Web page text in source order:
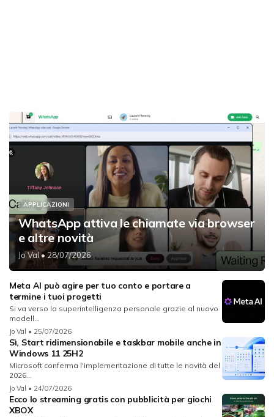
APPLICAZIONI
WhatsApp attiva le chiamate via browser
e altre novità
Jo Val• 28/07/2026
Meta AI può agire per tuo conto e portare a
termine i tuoi progetti
Si va verso la superintelligenza personale grazie al nuovo
modell...
Jo Val • 25/07/2026
Sì, Start ridimensionabile e taskbar mobile anche in
Windows 11 25H2
Microsoft conferma l'implementazione di tutte le novità del
2026...
Jo Val • 24/07/2026
Ecco lo streaming gratis con pubblicità per giochi
XBOX